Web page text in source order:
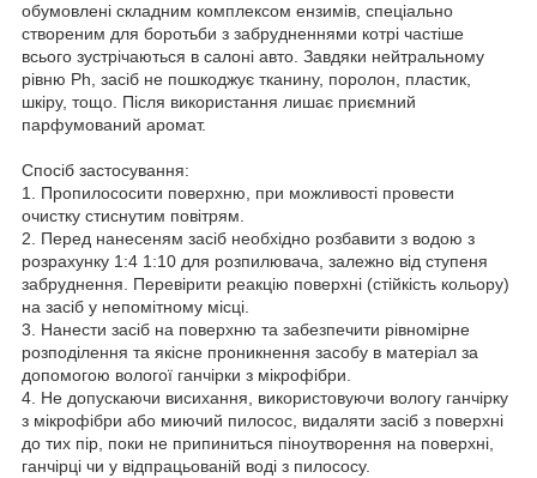
обумовлені складним комплексом ензимів, спеціально
створеним для боротьби з забрудненнями котрі частіше
всього зустрічаються в салоні авто. Завдяки нейтральному
рівню Ph, засіб не пошкоджує тканину, поролон, пластик,
шкіру, тощо. Після використання лишає приємний
парфумований аромат.
Спосіб застосування:
1. Пропилососити поверхню, при можливості провести
очистку стиснутим повітрям.
2. Перед нанесеням засіб необхідно розбавити з водою з
розрахунку 1:4 1:10 для розпилювача, залежно від ступеня
забруднення. Перевірити реакцію поверхні (стійкість кольору)
на засіб у непомітному місці.
3. Нанести засіб на поверхню та забезпечити рівномірне
розподілення та якісне проникнення засобу в матеріал за
допомогою вологої ганчірки з мікрофібри.
4. Не допускаючи висихання, використовуючи вологу ганчірку
з мікрофібри або миючий пилосос, видаляти засіб з поверхні
до тих пір, поки не припиниться піноутворення на поверхні,
ганчірці чи у відпрацьованій воді з пилососу.